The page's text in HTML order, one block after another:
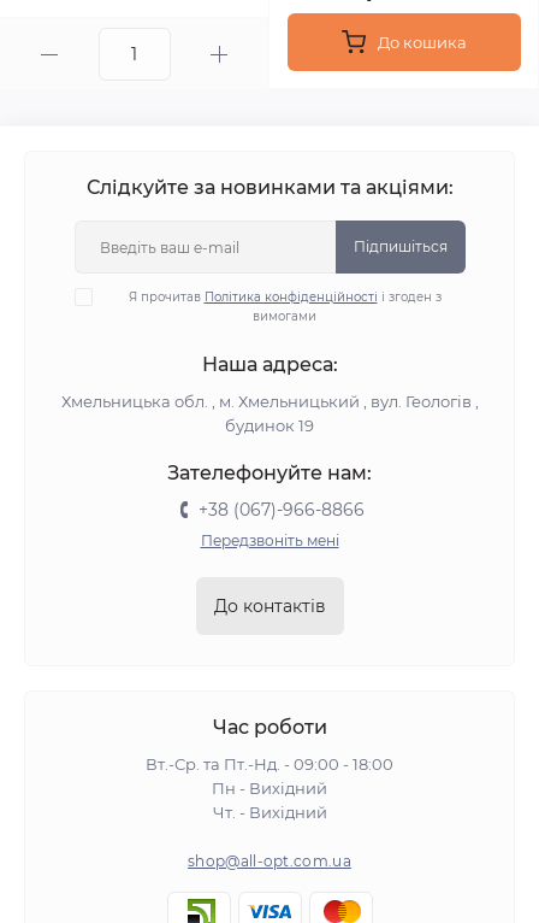
До кошика
Слідкуйте за новинками та акціями:
Підпишіться
Я прочитав Політика конфіденційності і згоден з
вимогами
Наша адреса:
Хмельницька обл. , м. Хмельницький , вул. Геологів ,
будинок 19
Зателефонуйте нам:
+38 (067)-966-8866
Передзвоніть мені
До контактів
Час роботи
Вт.-Ср. та Пт.-Нд. - 09:00 - 18:00
Пн - Вихідний
Чт. - Вихідний
shop@all-opt.com.ua